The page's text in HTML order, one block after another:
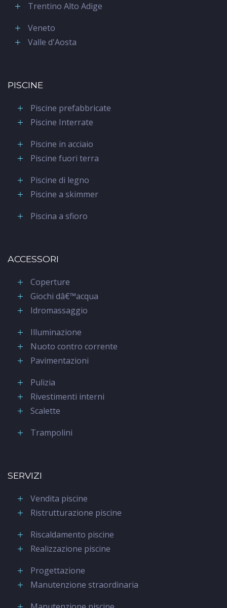
Trentino Alto Adige
Veneto
Valle d'Aosta
PISCINE
Piscine prefabbricate
Piscine Interrate
Piscine in acciaio
Piscine fuori terra
Piscine di legno
Piscine a skimmer
Piscina a sfioro
ACCESSORI
Coperture
Giochi dâ€™acqua
Idromassaggio
Illuminazione
Nuoto contro corrente
Pavimentazioni
Pulizia
Rivestimenti interni
Scalette
Trampolini
SERVIZI
Vendita piscine
Ristrutturazione piscine
Riscaldamento piscine
Realizzazione piscine
Progettazione
Manutenzione straordinaria